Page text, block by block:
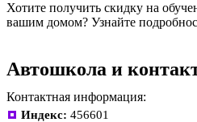
Хотите получить скидку на
вашим домом? Узнайте
Автошкола и
Контактная информация:
Индекс: 456601